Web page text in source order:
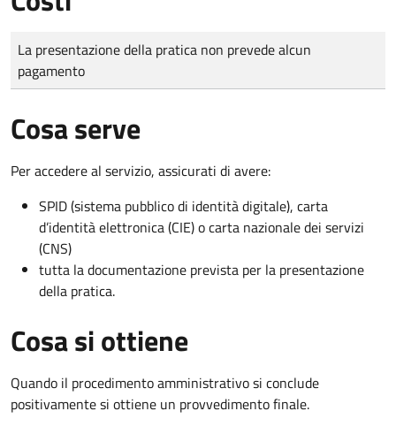
Tipo di pagamento
Importo
La presentazione della pratica non prevede alcun
pagamento
Cosa serve
Per accedere al servizio, assicurati di avere:
SPID (sistema pubblico di identità digitale), carta
d’identità elettronica (CIE) o carta nazionale dei servizi
(CNS)
tutta la documentazione prevista per la presentazione
della pratica.
Cosa si ottiene
Quando il procedimento amministrativo si conclude
positivamente si ottiene un provvedimento finale.